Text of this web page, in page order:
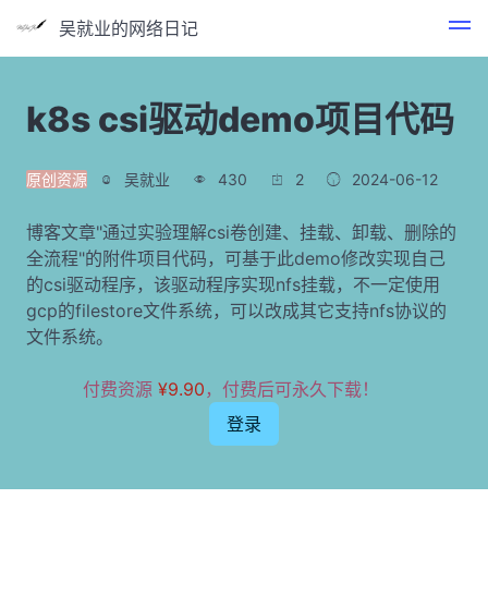
吴就业的网络日记
k8s csi驱动demo项目代码
原创资源 吴就业 430 2 2024-06-12
博客文章"通过实验理解csi卷创建、挂载、卸载、删除的
全流程"的附件项目代码，可基于此demo修改实现自己
的csi驱动程序，该驱动程序实现nfs挂载，不一定使用
gcp的filestore文件系统，可以改成其它支持nfs协议的
文件系统。
付费资源 ¥9.90 ，付费后可永久下载！
登录